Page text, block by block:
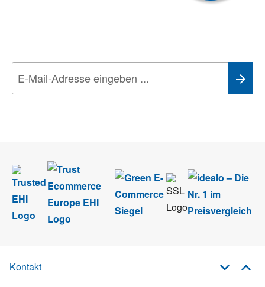
Kontakt